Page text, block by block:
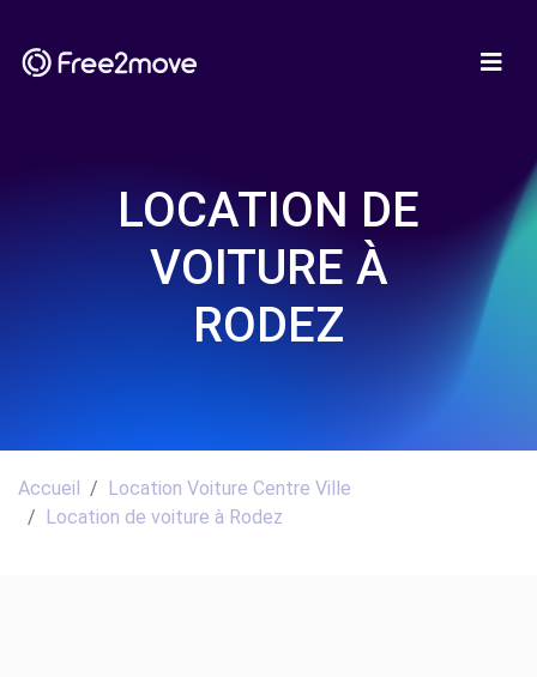
LOCATION DE
VOITURE À
RODEZ
Accueil
Location Voiture Centre Ville
Location de voiture à Rodez